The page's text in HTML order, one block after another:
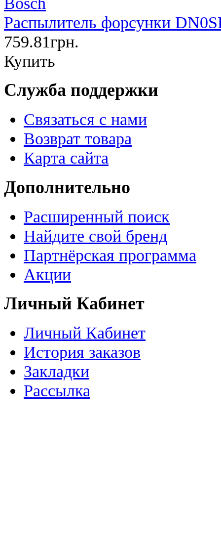
Распылитель форсунки
759.81грн.
Купить
Служба поддержки
Связаться с нами
Возврат товара
Карта сайта
Дополнительно
Расширенный поиск
Найдите свой бренд
Партнёрская программа
Акции
Личный Кабинет
Личный Кабинет
История заказов
Закладки
Рассылка